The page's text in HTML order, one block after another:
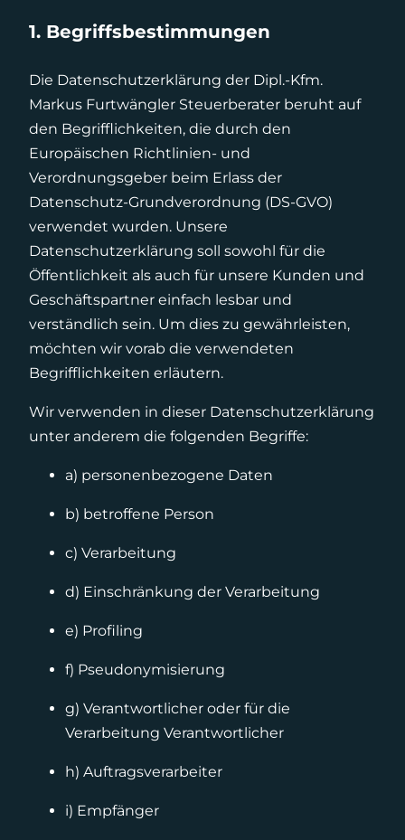
1. Begriffsbestimmungen
Die Datenschutzerklärung der Dipl.-Kfm.
Markus Furtwängler Steuerberater beruht auf
den Begrifflichkeiten, die durch den
Europäischen Richtlinien- und
Verordnungsgeber beim Erlass der
Datenschutz-Grundverordnung (DS-GVO)
verwendet wurden. Unsere
Datenschutzerklärung soll sowohl für die
Öffentlichkeit als auch für unsere Kunden und
Geschäftspartner einfach lesbar und
verständlich sein. Um dies zu gewährleisten,
möchten wir vorab die verwendeten
Begrifflichkeiten erläutern.
Wir verwenden in dieser Datenschutzerklärung
unter anderem die folgenden Begriffe:
a) personenbezogene Daten
b) betroffene Person
c) Verarbeitung
d) Einschränkung der Verarbeitung
e) Profiling
f) Pseudonymisierung
g) Verantwortlicher oder für die
Verarbeitung Verantwortlicher
h) Auftragsverarbeiter
i) Empfänger